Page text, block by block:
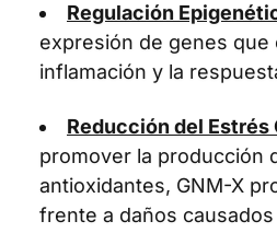
Regulación
expresión de genes que
inflamación y la
Reducción del Estrés
promover la producción
antioxidantes, GNM-X
frente a daños